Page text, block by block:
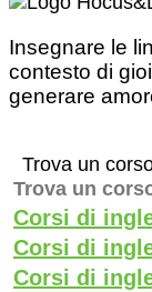
Insegnare le
contesto di
generare
Trova un
Trova un
Corsi di
Corsi di
Corsi di